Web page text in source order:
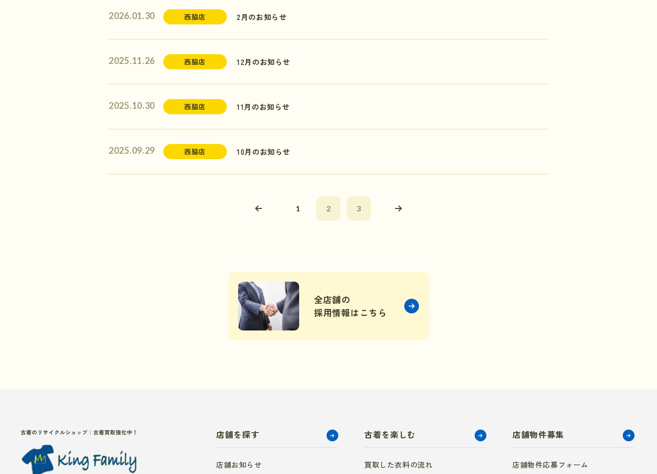
2026.01.30 西脇店 2月のお知らせ
2025.11.26 西脇店 12月のお知らせ
2025.10.30 西脇店 11月のお知らせ
2025.09.29 西脇店 10月のお知らせ
1 2 3
全店舗の
採用情報はこちら
店舗を探す
店舗お知らせ
古着を楽しむ
買取した衣料の流れ
店舗物件募集
店舗物件応募フォーム